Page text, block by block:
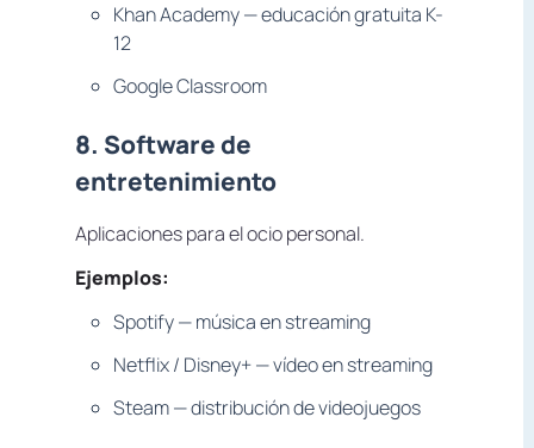
Khan Academy — educación gratuita K-
12
Google Classroom
8. Software de
entretenimiento
Aplicaciones para el ocio personal.
Ejemplos:
Spotify — música en streaming
Netflix / Disney+ — vídeo en streaming
Steam — distribución de videojuegos